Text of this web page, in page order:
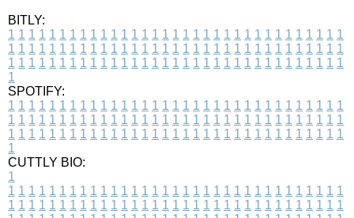
BITLY:
1 1 1 1 1 1 1 1 1 1 1 1 1 1 1 1 1 1 1 1 1 1 1 1 1 1 1 1 1 1 1 1 1
1 1 1 1 1 1 1 1 1 1 1 1 1 1 1 1 1 1 1 1 1 1 1 1 1 1 1 1 1 1 1 1 1
1 1 1 1 1 1 1 1 1 1 1 1 1 1 1 1 1 1 1 1 1 1 1 1 1 1 1 1 1 1 1 1 1
1
SPOTIFY:
1 1 1 1 1 1 1 1 1 1 1 1 1 1 1 1 1 1 1 1 1 1 1 1 1 1 1 1 1 1 1 1 1
1 1 1 1 1 1 1 1 1 1 1 1 1 1 1 1 1 1 1 1 1 1 1 1 1 1 1 1 1 1 1 1 1
1 1 1 1 1 1 1 1 1 1 1 1 1 1 1 1 1 1 1 1 1 1 1 1 1 1 1 1 1 1 1 1 1
1
CUTTLY BIO:
1
1 1 1 1 1 1 1 1 1 1 1 1 1 1 1 1 1 1 1 1 1 1 1 1 1 1 1 1 1 1 1 1 1
1 1 1 1 1 1 1 1 1 1 1 1 1 1 1 1 1 1 1 1 1 1 1 1 1 1 1 1 1 1 1 1 1